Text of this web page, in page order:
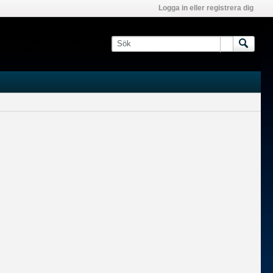
Logga in eller registrera dig